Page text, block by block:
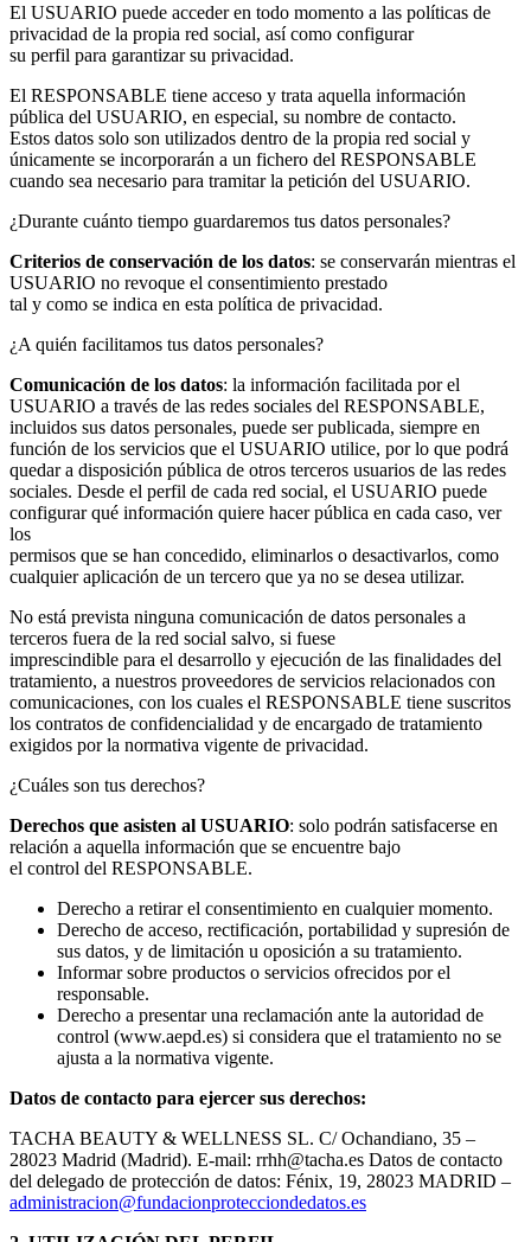
El USUARIO puede acceder en todo momento a las políticas de
privacidad de la propia red social, así como configurar
su perfil para garantizar su privacidad.
El RESPONSABLE tiene acceso y trata aquella información
pública del USUARIO, en especial, su nombre de contacto.
Estos datos solo son utilizados dentro de la propia red social y
únicamente se incorporarán a un fichero del RESPONSABLE
cuando sea necesario para tramitar la petición del USUARIO.
¿Durante cuánto tiempo guardaremos tus datos personales?
Criterios de conservación de los datos: se conservarán mientras el
USUARIO no revoque el consentimiento prestado
tal y como se indica en esta política de privacidad.
¿A quién facilitamos tus datos personales?
Comunicación de los datos: la información facilitada por el
USUARIO a través de las redes sociales del RESPONSABLE,
incluidos sus datos personales, puede ser publicada, siempre en
función de los servicios que el USUARIO utilice, por lo que podrá
quedar a disposición pública de otros terceros usuarios de las redes
sociales. Desde el perfil de cada red social, el USUARIO puede
configurar qué información quiere hacer pública en cada caso, ver
los
permisos que se han concedido, eliminarlos o desactivarlos, como
cualquier aplicación de un tercero que ya no se desea utilizar.
No está prevista ninguna comunicación de datos personales a
terceros fuera de la red social salvo, si fuese
imprescindible para el desarrollo y ejecución de las finalidades del
tratamiento, a nuestros proveedores de servicios relacionados con
comunicaciones, con los cuales el RESPONSABLE tiene suscritos
los contratos de confidencialidad y de encargado de tratamiento
exigidos por la normativa vigente de privacidad.
¿Cuáles son tus derechos?
Derechos que asisten al USUARIO: solo podrán satisfacerse en
relación a aquella información que se encuentre bajo
el control del RESPONSABLE.
Derecho a retirar el consentimiento en cualquier momento.
Derecho de acceso, rectificación, portabilidad y supresión de
sus datos, y de limitación u oposición a su tratamiento.
Informar sobre productos o servicios ofrecidos por el
responsable.
Derecho a presentar una reclamación ante la autoridad de
control (www.aepd.es) si considera que el tratamiento no se
ajusta a la normativa vigente.
Datos de contacto para ejercer sus derechos:
TACHA BEAUTY & WELLNESS SL. C/ Ochandiano, 35 –
28023 Madrid (Madrid). E-mail: rrhh@tacha.es Datos de contacto
del delegado de protección de datos: Fénix, 19, 28023 MADRID –
administracion@fundacionprotecciondedatos.es